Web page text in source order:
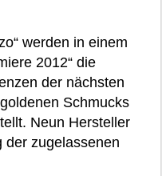
werden in einem
2012“ die
der nächsten
Schmucks
Neun Hersteller
der zugelassenen